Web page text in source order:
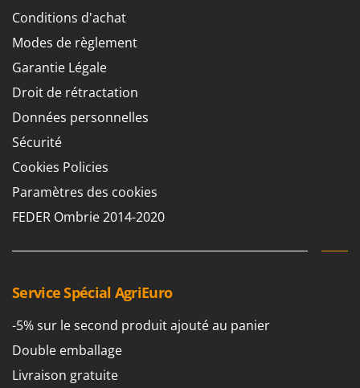
Conditions d'achat
Modes de règlement
Garantie Légale
Droit de rétractation
Données personnelles
Sécurité
Cookies Policies
Paramètres des cookies
FEDER Ombrie 2014-2020
Service Spécial AgriEuro
-5% sur le second produit ajouté au panier
Double emballage
Livraison gratuite